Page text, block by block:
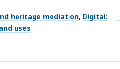
heritage mediation Digital:
uses